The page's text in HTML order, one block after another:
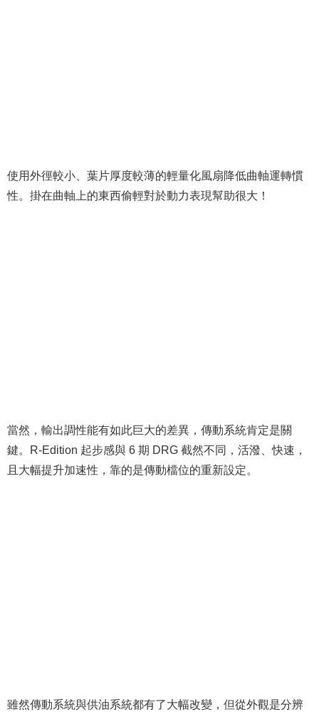
使用外徑較小、葉片厚度較薄的輕量化風扇降低曲軸運轉慣
性。掛在曲軸上的東西偷輕對於動力表現幫助很大！
當然，輸出調性能有如此巨大的差異，傳動系統肯定是關
鍵。R-Edition 起步感與 6 期 DRG 截然不同，活潑、快速，
且大幅提升加速性，靠的是傳動檔位的重新設定。
雖然傳動系統與供油系統都有了大幅改變，但從外觀是分辨